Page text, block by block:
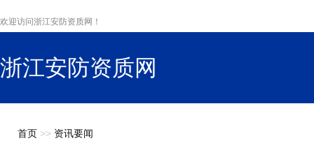
欢迎访问浙江安防资质网！
浙江安防资质网
首页 >> 资讯要闻